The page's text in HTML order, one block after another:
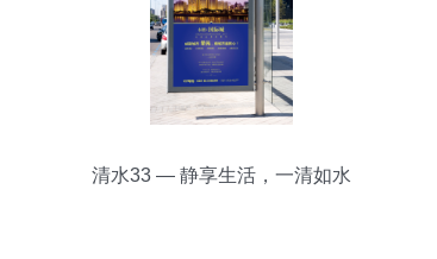
清水33 — 静享生活，一清如水